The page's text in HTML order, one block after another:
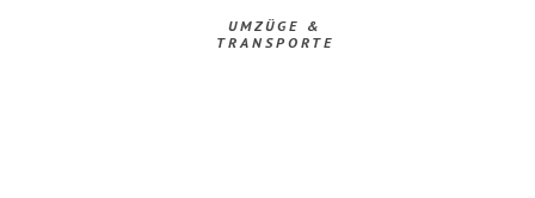
UMZÜGE &
TRANSPORTE